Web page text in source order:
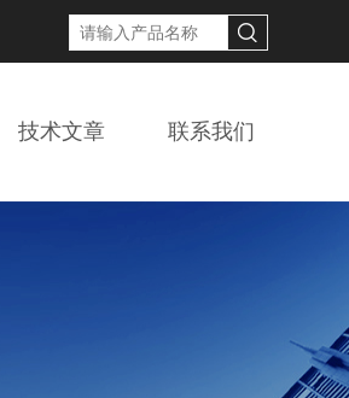
技术文章 联系我们